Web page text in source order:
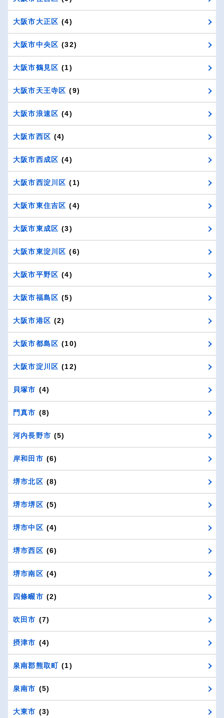
大阪市大正区 (4)
大阪市中央区 (32)
大阪市鶴見区 (1)
大阪市天王寺区 (9)
大阪市浪速区 (4)
大阪市西区 (4)
大阪市西成区 (4)
大阪市西淀川区 (1)
大阪市東住吉区 (4)
大阪市東成区 (3)
大阪市東淀川区 (6)
大阪市平野区 (4)
大阪市福島区 (5)
大阪市港区 (2)
大阪市都島区 (10)
大阪市淀川区 (12)
貝塚市 (4)
門真市 (8)
河内長野市 (5)
岸和田市 (6)
堺市北区 (8)
堺市堺区 (5)
堺市中区 (4)
堺市西区 (6)
堺市南区 (4)
四條畷市 (2)
吹田市 (7)
摂津市 (4)
泉南郡熊取町 (1)
泉南市 (5)
大東市 (3)